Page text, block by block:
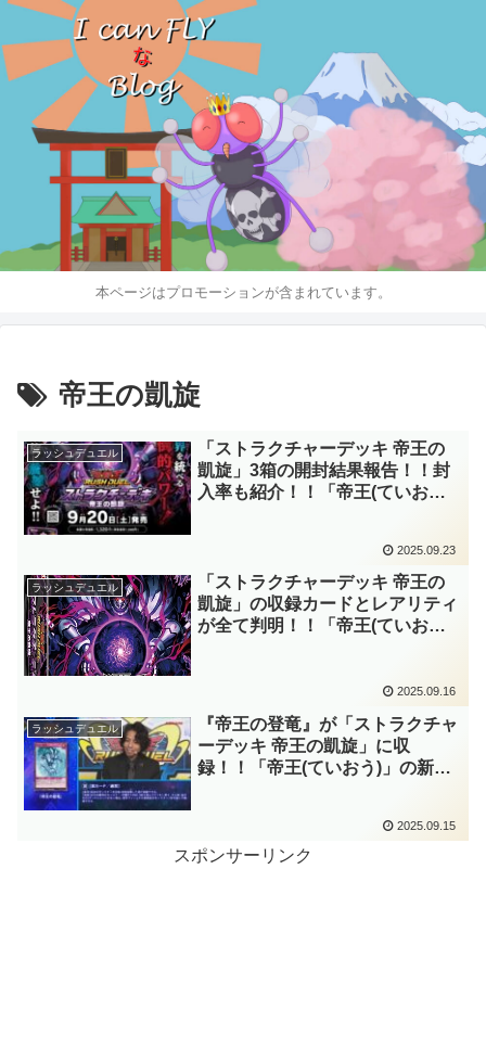
本ページはプロモーションが含まれています。
帝王の凱旋
ラッシュデュエル
「ストラクチャーデッキ 帝王の
凱旋」3箱の開封結果報告！！封
入率も紹介！！「帝王(ていお
レア仕様を筆頭に、上級以上の
「帝王」を光らせたいですね～。
【遊戯王ラッシュデュエル】
2025.09.23
ラッシュデュエル
「ストラクチャーデッキ 帝王の
凱旋」の収録カードとレアリティ
が全て判明！！「帝王(ていお
始め、強力な専用サポートが多数
登場です！！【遊戯王ラッシュデ
ュエル】
2025.09.16
ラッシュデュエル
『帝王の登竜』が「ストラクチャ
ーデッキ 帝王の凱旋」に収
録！！「帝王(ていおう)」の新た
対応かつレベル制限無しなのは強
いですね～。【遊戯王ラッシュデ
2025.09.15
スポンサーリンク